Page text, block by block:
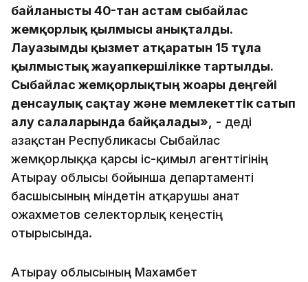
байланысты 40-тан астам сыбайлас
жемқорлық қылмысы анықталды.
Лауазымды қызмет атқаратын 15 тұлға
қылмыстық жауапкершілікке тартылды.
Сыбайлас жемқорлықтың жоғары деңгейі
денсаулық сақтау және мемлекеттік сатып
алу салаларында байқалады»,
- деді
Қазақстан Республикасы Сыбайлас
жемқорлыққа қарсы іс-қимыл агенттігінің
Атырау облысы бойынша департаменті
басшысының міндетін атқарушы Қанат
Қожахметов селекторлық кеңестің
отырысында.
Атырау облысының Махамбет